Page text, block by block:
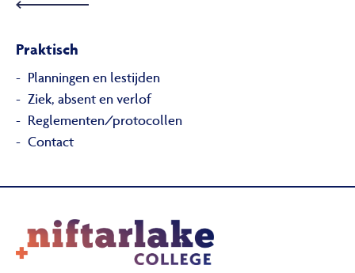
Praktisch
Planningen en lestijden
Ziek, absent en verlof
Reglementen/protocollen
Contact